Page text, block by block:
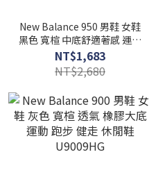
New Balance 950 男鞋 女鞋
黑色 寬楦 中底舒適著感 運動
跑步 健走 休閒鞋 UA950BK1
NT$1,683
NT$2,680